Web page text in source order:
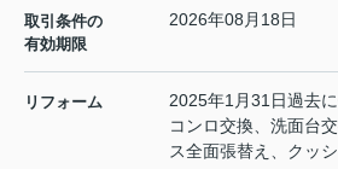
取引条件の
有効期限
2026年08月18日
リフォーム
2025年1月31日過去
コンロ交換、洗面台
ス全面張替え、クッ